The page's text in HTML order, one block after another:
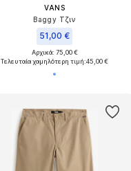
VANS
Baggy Τζιν
51,00 €
Αρχικά: 75,00 €
Τελευταία χαμηλότερη τιμή:45,00 €